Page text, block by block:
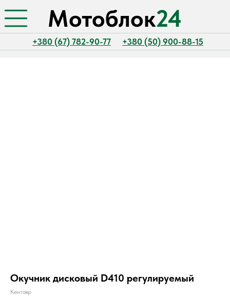
Мотоблок24
+380 (67) 782-90-77 +380 (50) 900-88-15
Окучник дисковый D410 регулируемый
Кентавр